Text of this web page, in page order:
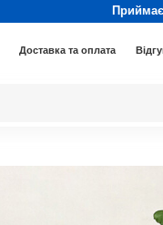
Доставка та оплата